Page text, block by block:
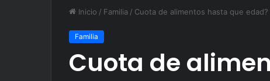
Inicio / Familia / Cuota de alimentos hasta que edad?
Familia
Cuota de